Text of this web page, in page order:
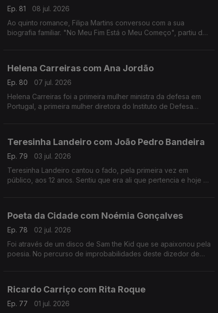
Ep. 81
08 jul. 2026
Ao quinto romance, Filipa Martins conversou com a sua
biografia familiar. "No Meu Fim Está o Meu Começo", partiu de
Helena Carreiras com Ana Jordão
Ep. 80
07 jul. 2026
Helena Carreiras foi a primeira mulher ministra da defesa em
Portugal, a primeira mulher diretora do Instituto de Defesa
Teresinha Landeiro com João Pedro Bandeira
Ep. 79
03 jul. 2026
Teresinha Landeiro cantou o fado, pela primeira vez em
público, aos 12 anos. Sentiu que era ali que pertencia e hoje é
Poeta da Cidade com Noémia Gonçalves
Ep. 78
02 jul. 2026
Foi através de um disco de Sam the Kid que se apaixonou pela
poesia. No percurso de improbabilidades deste dizedor de
Ricardo Carriço com Rita Roque
Ep. 77
01 jul. 2026